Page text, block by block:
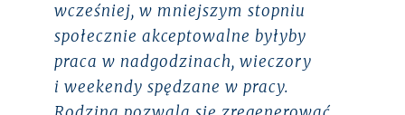
wcześniej, w mniejszym stopniu
społecznie akceptowalne byłyby
praca w nadgodzinach, wieczory
i weekendy spędzane w pracy.